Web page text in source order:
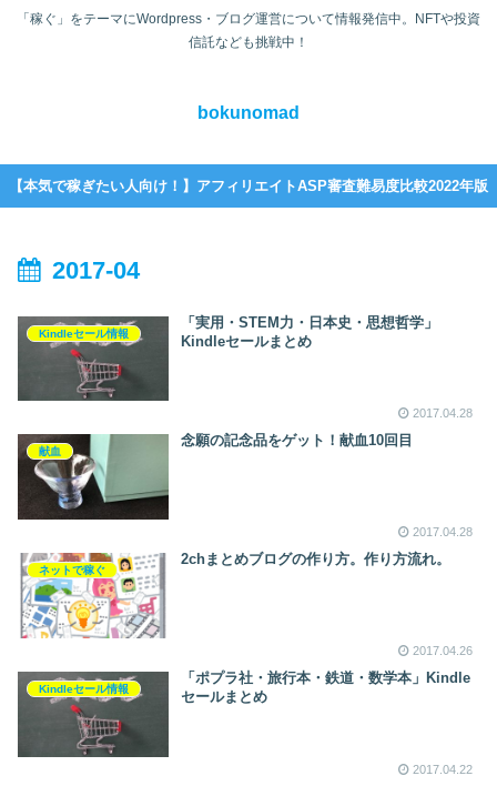
「稼ぐ」をテーマにWordpress・ブログ運営について情報発信中。NFTや投資
信託なども挑戦中！
bokunomad
【本気で稼ぎたい人向け！】アフィリエイトASP審査難易度比較2022年版
2017-04
Kindleセール情報
「実用・STEM力・日本史・思想哲学」
Kindleセールまとめ
2017.04.28
献血
念願の記念品をゲット！献血10回目
2017.04.28
ネットで稼ぐ
2chまとめブログの作り方。作り方流れ。
2017.04.26
Kindleセール情報
「ポプラ社・旅行本・鉄道・数学本」Kindle
セールまとめ
2017.04.22